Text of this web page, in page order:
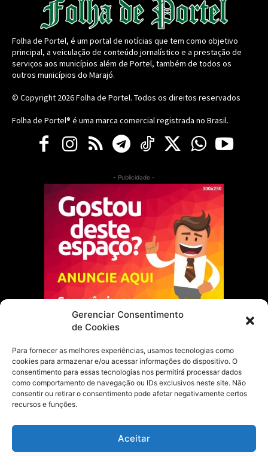
Gerenciar Consentimento
de Cookies
Para fornecer as melhores experiências, usamos tecnologias como
cookies para armazenar e/ou acessar informações do dispositivo. O
consentimento para essas tecnologias nos permitirá processar dados
como comportamento de navegação ou IDs exclusivos neste site. Não
consentir ou retirar o consentimento pode afetar negativamente certos
recursos e funções.
Aceitar
Folha de Portel, é um portal de notícias que tem como objetivo
principal, a veiculação de conteúdo jornalístico e a prestação de
serviços aos municípios além de Portel, também de todos os
outros municípios do Marajó.
© Copyright 2026Folha de Portel. Todos os direitos reservados
Folha de Portel® é uma marca comercial registrada no Brasil.
- Publicidade -
Escolha do Editor
Justiça Itinerante garante regularização
fundiária e casamento comunitário para
famílias em Portel
21 de maio de 2026